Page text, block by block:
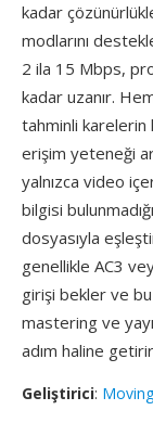
kadar
modlarını
2 ila 15 Mbps,
kadar uzanır.
tahminli karelerin
erişim yeteneği
yalnızca video
bilgisi
dosyasıyla
genellikle AC3
girişi bekler ve
mastering ve
adım haline
Geliştirici: